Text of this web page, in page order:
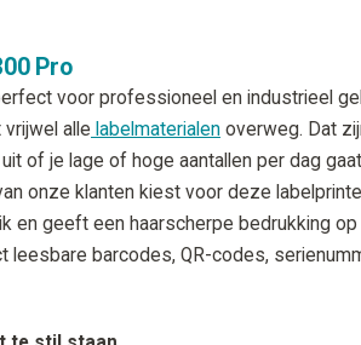
Pro
voor professioneel en industrieel
vrijwel alle labelmaterialen overweg. Dat
of je lage of hoge aantallen per dag gaat
onze klanten kiest voor deze
en geeft een haarscherpe bedrukking
leesbare barcodes, QR-codes,